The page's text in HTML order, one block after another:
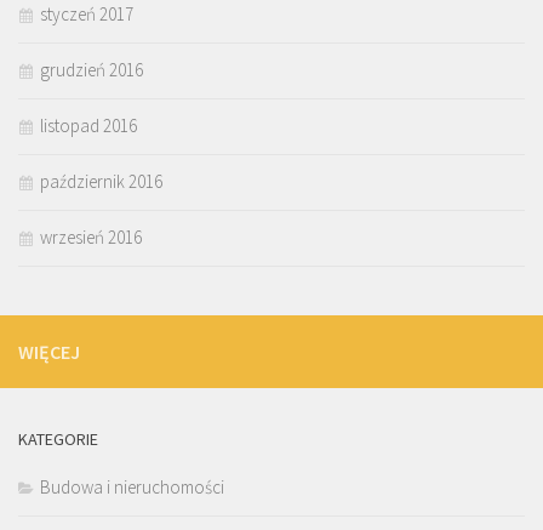
styczeń 2017
grudzień 2016
listopad 2016
październik 2016
wrzesień 2016
WIĘCEJ
KATEGORIE
Budowa i nieruchomości